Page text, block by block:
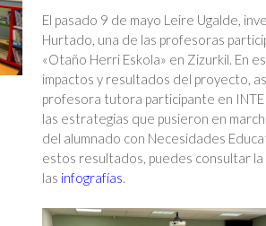
El pasado 9 de mayo Leire Ugalde,
Hurtado, una de las profesoras
«Otaño Herri Eskola» en Zizurkil. En
impactos y resultados del proyecto,
profesora tutora participante en
las estrategias que pusieron en
del alumnado con Necesidades
estos resultados, puedes consultar la
las infografías.